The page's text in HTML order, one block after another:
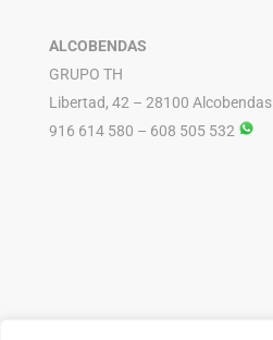
ALCOBENDAS
GRUPO TH
Libertad, 42 – 28100 Alcobendas
916 614 580 – 608 505 532